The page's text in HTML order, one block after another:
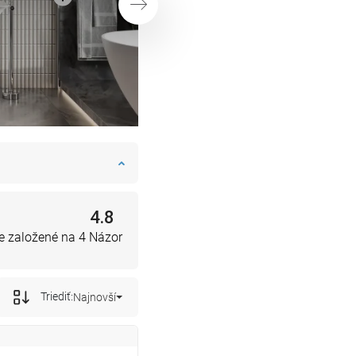
Ďalej
4.8
založené na 4 Názor
Triediť:Najnovší